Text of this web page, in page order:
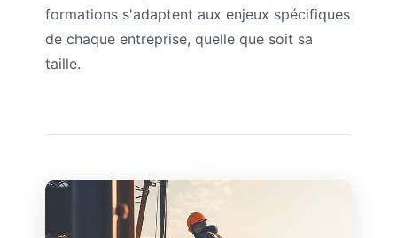
formations s'adaptent aux enjeux spécifiques
de chaque entreprise, quelle que soit sa
taille.